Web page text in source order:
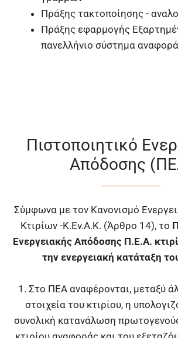
Πράξης τακτοποίησης -
Πράξης εφαρμογής
πανελλήνιο σύστημα
Πιστοποιητικό
Απόδοσης
Σύμφωνα με τον Κανονισμό
Κτιρίων -Κ.Εν.Α.Κ. (Άρθρο 14), το
Ενεργειακής Απόδοσης Π.Ε.Α.
την ενεργειακή κατάταξη
1. Στο ΠΕΑ αναφέρονται, μεταξύ
στοιχεία του κτιρίου, η
συνολική κατανάλωση